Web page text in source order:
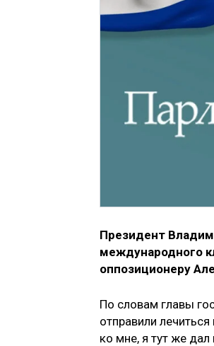
Президент
международного
оппозиционеру
По словам главы
отправили
ко мне, я тут же